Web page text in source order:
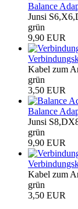
Balance
Junsi
grün
9,90 EUR
Kabel zum
grün
3,50 EUR
Balance
Junsi
grün
9,90 EUR
Kabel zum
grün
3,50 EUR